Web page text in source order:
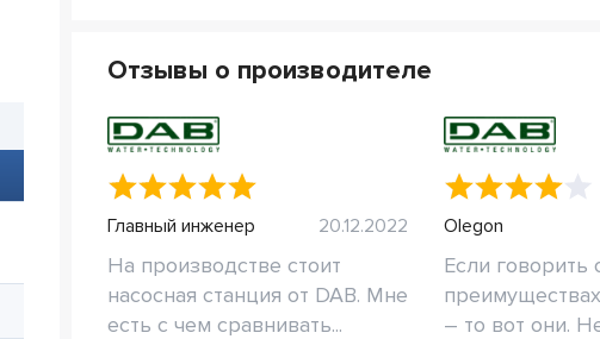
Отзывы о производителе
Главный инженер 20.12.2022
На производстве стоит
насосная станция от DAB. Мне
есть с чем сравнивать...
Olegon
Если говорить
– то вот они.